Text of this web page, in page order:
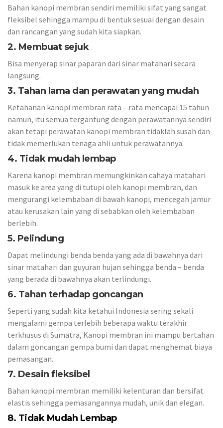
Bahan kanopi membran sendiri memiliki sifat yang sangat
fleksibel sehingga mampu di bentuk sesuai dengan desain
dan rancangan yang sudah kita siapkan.
2. Membuat sejuk
Bisa menyerap sinar paparan dari sinar matahari secara
langsung.
3. Tahan lama dan perawatan yang mudah
Ketahanan kanopi membran rata – rata mencapai 15 tahun
namun, itu semua tergantung dengan perawatannya sendiri
akan tetapi perawatan kanopi membran tidaklah susah dan
tidak memerlukan tenaga ahli untuk perawatannya.
4. Tidak mudah lembap
Karena kanopi membran memungkinkan cahaya matahari
masuk ke area yang di tutupi oleh kanopi membran, dan
mengurangi kelembaban di bawah kanopi, mencegah jamur
atau kerusakan lain yang di sebabkan oleh kelembaban
berlebih.
5. Pelindung
Dapat melindungi benda benda yang ada di bawahnya dari
sinar matahari dan guyuran hujan sehingga benda – benda
yang berada di bawahnya akan terlindungi.
6. Tahan terhadap goncangan
Seperti yang sudah kita ketahui Indonesia sering sekali
mengalami gempa terlebih beberapa waktu terakhir
terkhusus di Sumatra, Kanopi membran ini mampu bertahan
dalam goncangan gempa bumi dan dapat menghemat biaya
pemasangan.
7. Desain fleksibel
Bahan kanopi membran memiliki kelenturan dan bersifat
elastis sehingga pemasangannya mudah, unik dan elegan.
8. Tidak Mudah Lembap